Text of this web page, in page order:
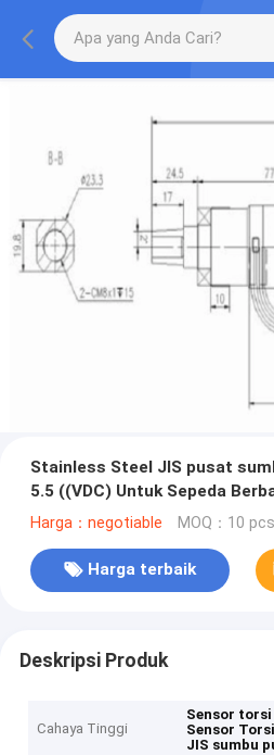
Stainless Steel JIS pusat
5.5 ((VDC) Untuk Sepeda
m) IP66
Harga：negotiable MOQ：10 pcs
Harga terbaik
Deskripsi Produk
Cahaya Tinggi
Sensor
Sensor
JIS sumbu